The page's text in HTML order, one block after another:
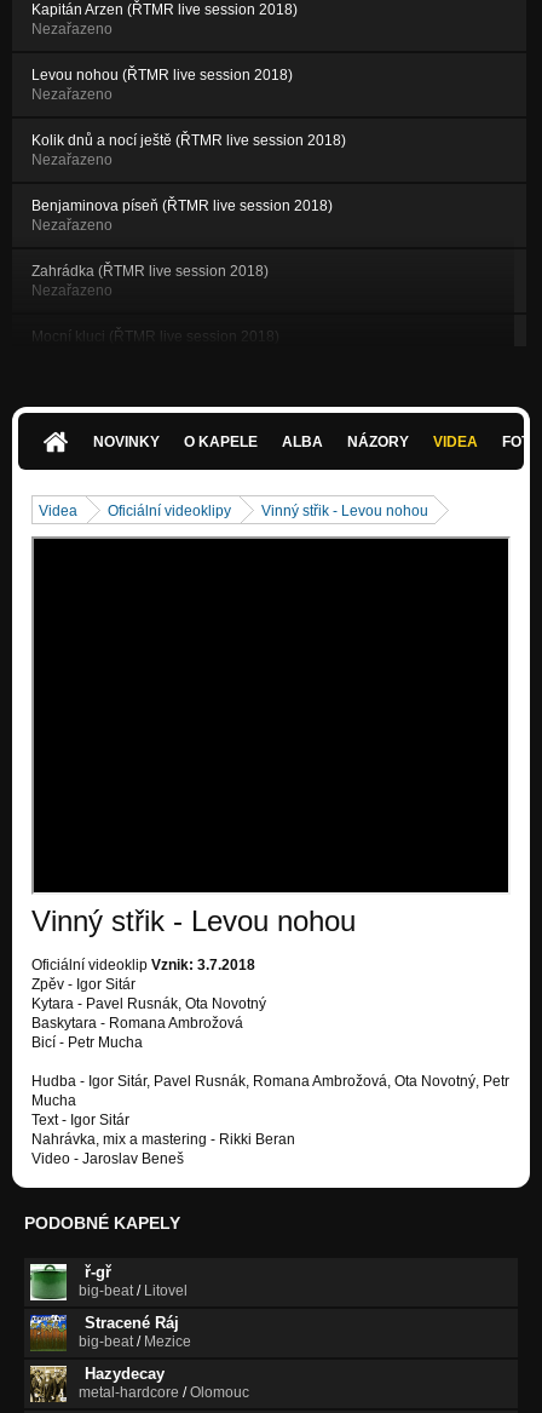
Kapitán Arzen (ŘTMR live session 2018)
Nezařazeno
Levou nohou (ŘTMR live session 2018)
Nezařazeno
Kolik dnů a nocí ještě (ŘTMR live session 2018)
Nezařazeno
Benjaminova píseň (ŘTMR live session 2018)
Nezařazeno
Zahrádka (ŘTMR live session 2018)
Nezařazeno
Mocní kluci (ŘTMR live session 2018)
Lokaj - (Čusárna 2015)
Pardubická - (Makrely budou 2012)
NOVINKY O KAPELE ALBA NÁZORY VIDEA
Videa Oficiální videoklipy Vinný střik - Levou nohou
Vinný střik - Levou nohou
Oficiální videoklip Vznik: 3.7.2018
Zpěv - Igor Sitár
Kytara - Pavel Rusnák, Ota Novotný
Baskytara - Romana Ambrožová
Bicí - Petr Mucha
Hudba - Igor Sitár, Pavel Rusnák, Romana Ambrožová, Ota Novotný, Petr
Mucha
Text - Igor Sitár
Nahrávka, mix a mastering - Rikki Beran
Video - Jaroslav Beneš
PODOBNÉ KAPELY
ř-gř
big-beat / Litovel
Stracené Ráj
big-beat / Mezice
Hazydecay
metal-hardcore /Olomouc